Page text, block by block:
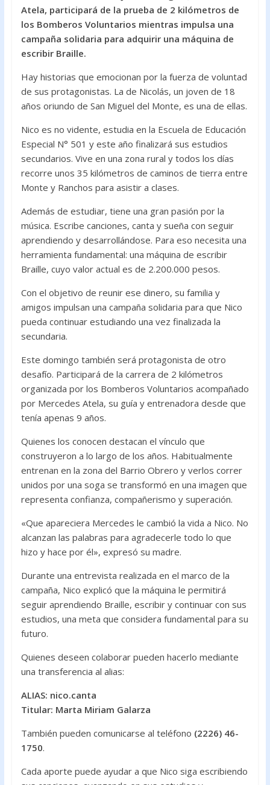
o
o
k
A
p
Atela, participará de la prueba de 2 kilómetros de
los Bomberos Voluntarios mientras impulsa una
campaña solidaria para adquirir una máquina de
escribir Braille.
Hay historias que emocionan por la fuerza de voluntad
de sus protagonistas. La de Nicolás, un joven de 18
años oriundo de San Miguel del Monte, es una de ellas.
Nico es no vidente, estudia en la Escuela de Educación
Especial N° 501 y este año finalizará sus estudios
secundarios. Vive en una zona rural y todos los días
recorre unos 35 kilómetros de caminos de tierra entre
Monte y Ranchos para asistir a clases.
Además de estudiar, tiene una gran pasión por la
música. Escribe canciones, canta y sueña con seguir
aprendiendo y desarrollándose. Para eso necesita una
herramienta fundamental: una máquina de escribir
Braille, cuyo valor actual es de 2.200.000 pesos.
Con el objetivo de reunir ese dinero, su familia y
amigos impulsan una campaña solidaria para que Nico
pueda continuar estudiando una vez finalizada la
secundaria.
Este domingo también será protagonista de otro
desafío. Participará de la carrera de 2 kilómetros
organizada por los Bomberos Voluntarios acompañado
por Mercedes Atela, su guía y entrenadora desde que
tenía apenas 9 años.
Quienes los conocen destacan el vínculo que
construyeron a lo largo de los años. Habitualmente
entrenan en la zona del Barrio Obrero y verlos correr
unidos por una soga se transformó en una imagen que
representa confianza, compañerismo y superación.
«Que apareciera Mercedes le cambió la vida a Nico. No
alcanzan las palabras para agradecerle todo lo que
hizo y hace por él», expresó su madre.
Durante una entrevista realizada en el marco de la
campaña, Nico explicó que la máquina le permitirá
seguir aprendiendo Braille, escribir y continuar con sus
estudios, una meta que considera fundamental para su
futuro.
Quienes deseen colaborar pueden hacerlo mediante
una transferencia al alias:
ALIAS: nico.canta
Titular: Marta Miriam Galarza
También pueden comunicarse al teléfono (2226) 46-
1750.
Cada aporte puede ayudar a que Nico siga escribiendo